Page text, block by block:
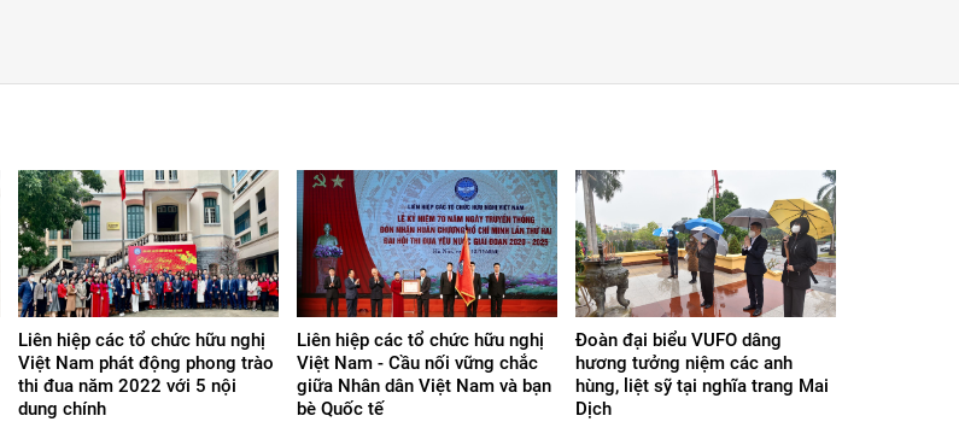
Liên hiệp các tổ chức hữu nghị
Việt Nam phát động phong trào
thi đua năm 2022 với 5 nội
dung chính
Liên hiệp các tổ chức hữu nghị
Việt Nam - Cầu nối vững chắc
giữa Nhân dân Việt Nam và bạn
bè Quốc tế
Đoàn đại biểu VUFO dâng
hương tưởng niệm các anh
hùng, liệt sỹ tại nghĩa trang Mai
Dịch